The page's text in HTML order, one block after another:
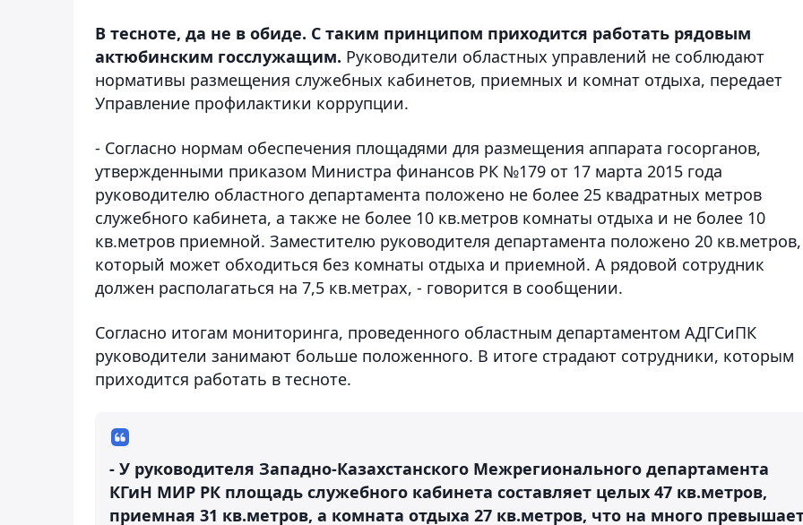
В тесноте, да не в обиде. С таким принципом приходится работать рядовым
актюбинским госслужащим. Руководители областных управлений не соблюдают
нормативы размещения служебных кабинетов, приемных и комнат отдыха, передает
Управление профилактики коррупции.
- Согласно нормам обеспечения площадями для размещения аппарата госорганов,
утвержденными приказом Министра финансов РК №179 от 17 марта 2015 года
руководителю областного департамента положено не более 25 квадратных метров
служебного кабинета, а также не более 10 кв.метров комнаты отдыха и не более 10
кв.метров приемной. Заместителю руководителя департамента положено 20 кв.метров,
который может обходиться без комнаты отдыха и приемной. А рядовой сотрудник
должен располагаться на 7,5 кв.метрах, - говорится в сообщении.
Согласно итогам мониторинга, проведенного областным департаментом АДГСиПК
руководители занимают больше положенного. В итоге страдают сотрудники, которым
приходится работать в тесноте.
- У руководителя Западно-Казахстанского Межрегионального департамента
КГиН МИР РК площадь служебного кабинета составляет целых 47 кв.метров,
приемная 31 кв.метров, а комната отдыха 27 кв.метров, что на много